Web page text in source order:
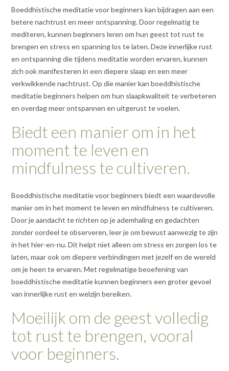
Boeddhistische meditatie voor beginners kan bijdragen aan een
betere nachtrust en meer ontspanning. Door regelmatig te
mediteren, kunnen beginners leren om hun geest tot rust te
brengen en stress en spanning los te laten. Deze innerlijke rust
en ontspanning die tijdens meditatie worden ervaren, kunnen
zich ook manifesteren in een diepere slaap en een meer
verkwikkende nachtrust. Op die manier kan boeddhistische
meditatie beginners helpen om hun slaapkwaliteit te verbeteren
en overdag meer ontspannen en uitgerust te voelen.
Biedt een manier om in het
moment te leven en
mindfulness te cultiveren.
Boeddhistische meditatie voor beginners biedt een waardevolle
manier om in het moment te leven en mindfulness te cultiveren.
Door je aandacht te richten op je ademhaling en gedachten
zonder oordeel te observeren, leer je om bewust aanwezig te zijn
in het hier-en-nu. Dit helpt niet alleen om stress en zorgen los te
laten, maar ook om diepere verbindingen met jezelf en de wereld
om je heen te ervaren. Met regelmatige beoefening van
boeddhistische meditatie kunnen beginners een groter gevoel
van innerlijke rust en welzijn bereiken.
Moeilijk om de geest volledig
tot rust te brengen, vooral
voor beginners.